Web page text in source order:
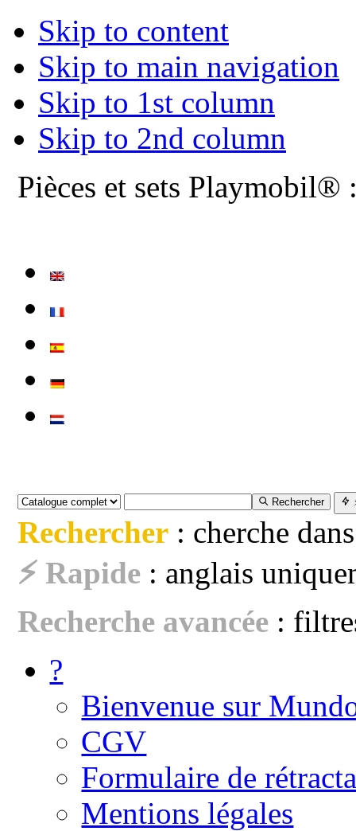
Skip to content
Skip to main navigation
Skip to 1st column
Skip to 2nd column
Pièces et sets Playmobil®
Rechercher
Rechercher : cherche
⚡ Rapide : anglais
Recherche avancée :
?
Bienvenue sur
CGV
Formulaire de
Mentions légales